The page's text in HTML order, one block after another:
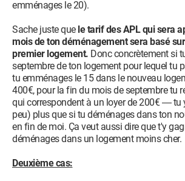
emménages le 20).
Sache juste que le tarif des APL qui sera
mois de ton déménagement sera basé
premier logement. Donc concrètement si
septembre de ton logement pour lequel tu
tu emménages le 15 dans le nouveau
400€, pour la fin du mois de septembre tu
qui correspondent à un loyer de 200€ ― tu
peu) plus que si tu déménages dans ton
en fin de moi. Ça veut aussi dire que t'y
déménages dans un logement moins cher.
Deuxième cas: